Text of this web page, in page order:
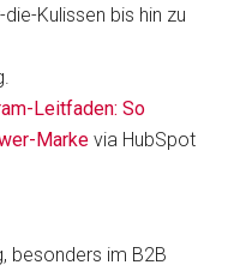
Kulissen bis hin zu
Leitfaden: So
Marke via HubSpot
besonders im B2B